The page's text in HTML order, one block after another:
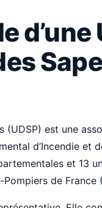
d’une
(UDSP) est une
d’Incendie et
et 13
de France